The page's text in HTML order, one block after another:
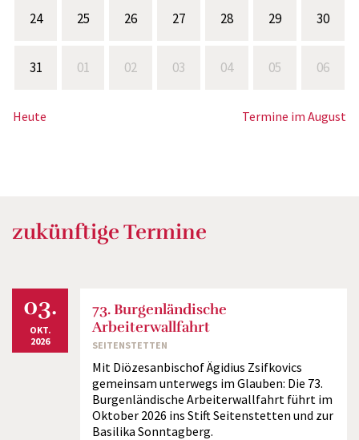
24 25 26 27 28 29 30
31 01 02 03 04 05 06
Heute Termine im August
zukünftige Termine
03.
OKT.
2026
73. Burgenländische
Arbeiterwallfahrt
SEITENSTETTEN
Mit Diözesanbischof Ägidius Zsifkovics
gemeinsam unterwegs im Glauben: Die 73.
Burgenländische Arbeiterwallfahrt führt im
Oktober 2026 ins Stift Seitenstetten und zur
Basilika Sonntagberg.